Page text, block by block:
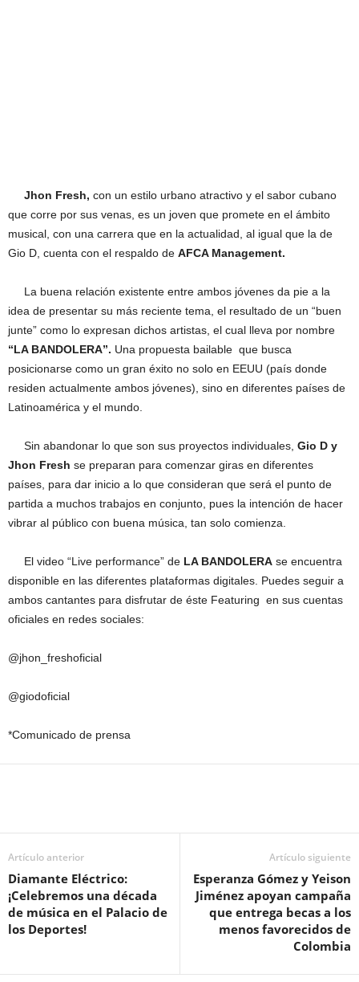
Jhon Fresh, con un estilo urbano atractivo y el sabor cubano
que corre por sus venas, es un joven que promete en el ámbito
musical, con una carrera que en la actualidad, al igual que la de
Gio D, cuenta con el respaldo de AFCA Management.
La buena relación existente entre ambos jóvenes da pie a la
idea de presentar su más reciente tema, el resultado de un “buen
junte” como lo expresan dichos artistas, el cual lleva por nombre
“LA BANDOLERA”. Una propuesta bailable que busca
posicionarse como un gran éxito no solo en EEUU (país donde
residen actualmente ambos jóvenes), sino en diferentes países de
Latinoamérica y el mundo.
Sin abandonar lo que son sus proyectos individuales, Gio D y
Jhon Fresh se preparan para comenzar giras en diferentes
países, para dar inicio a lo que consideran que será el punto de
partida a muchos trabajos en conjunto, pues la intención de hacer
vibrar al público con buena música, tan solo comienza.
El video “Live performance” de LA BANDOLERA se encuentra
disponible en las diferentes plataformas digitales. Puedes seguir a
ambos cantantes para disfrutar de éste Featuring en sus cuentas
oficiales en redes sociales:
@jhon_freshoficial
@giodoficial
*Comunicado de prensa
Artículo anterior
Diamante Eléctrico:
¡Celebremos una década
de música en el Palacio de
los Deportes!
Artículo siguiente
Esperanza Gómez y Yeison
Jiménez apoyan campaña
que entrega becas a los
menos favorecidos de
Colombia